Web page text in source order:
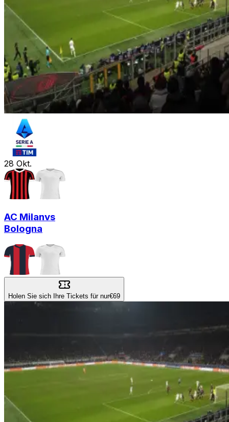
28 Okt.
AC Milanvs
Bologna
Holen Sie sich Ihre Tickets für nur€69